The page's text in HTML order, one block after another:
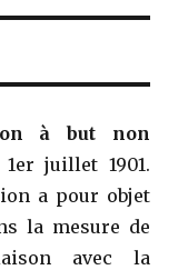
à but non
juillet 1901.
a pour objet
la mesure de
avec la